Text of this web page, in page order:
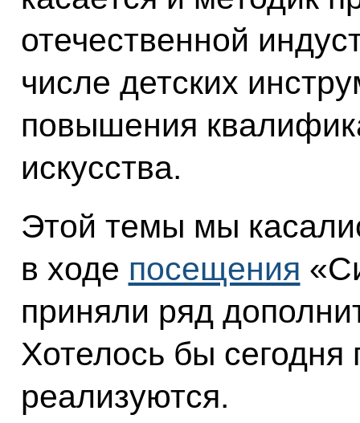
отечественной
числе детских
повышения
искусства.
Этой темы мы
в ходе посещения
приняли ряд
Хотелось бы сегодня
реализуются.